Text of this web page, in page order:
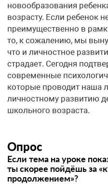
новообразования
возрасту. Если ребенок
преимущественно в
то, к сожалению, мы
что и личностное
страдает. Сегодня
современные
которые проводит наша
личностному развитию
школьного возраста.
Опрос
Если тема на уроке
ты скорее пойдёшь за
продолжением»?